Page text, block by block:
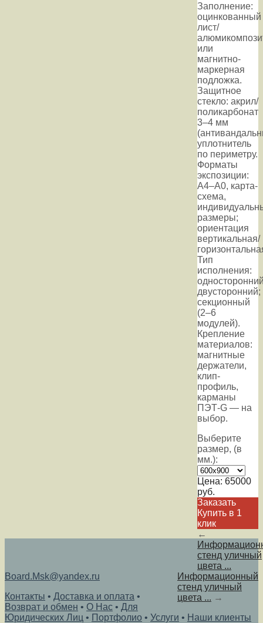
Заполнение:
оцинкованный
лист/
или
магнитно-
маркерная
подложка.
Защитное
стекло: акрил/
поликарбонат
3–4 мм
уплотнитель
по периметру.
Форматы
экспозиции:
A4–A0, карта-
схема,
размеры;
ориентация
вертикальная/
Тип
исполнения:
двусторонний;
секционный
(2–6
модулей).
Крепление
материалов:
магнитные
держатели,
клип-
профиль,
карманы
ПЭТ-G — на
выбор.
Выберите
размер, (в
мм.):
Цена: 65000
руб.
Заказать
Купить в 1
клик
←
стенд уличный
цвета ...
Информационный
стенд уличный
цвета ... →
Board.Msk@yandex.ru
Контакты • Доставка и оплата •
Возврат и обмен • О Нас • Для
Юридических Лиц • Портфолио • Услуги • Наши клиенты